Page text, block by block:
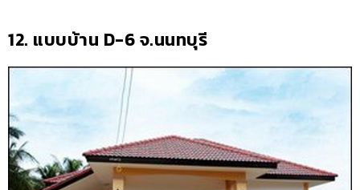
12. แบบบ้าน D-6 จ.นนทบุรี